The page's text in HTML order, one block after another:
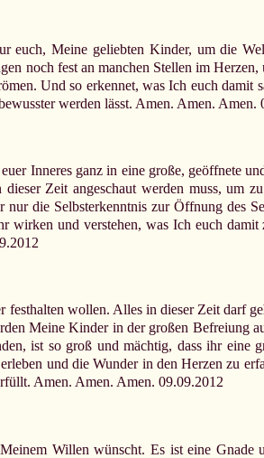
Meine geliebten Kinder, um die
noch fest an manchen Stellen im
Und so erkennet, was Ich euch damit
werden lässt. Amen. Amen. Amen.
Inneres ganz in eine große, geöffnete
Zeit angeschaut werden muss, um
die Selbsterkenntnis zur Öffnung des
wirken und verstehen, was Ich euch
festhalten wollen. Alles in dieser Zeit darf
Meine Kinder in der großen Befreiung
ist so groß und mächtig, dass ihr eine
und die Wunder in den Herzen zu
Amen. Amen. Amen. 09.09.2012
Willen wünscht. Es ist eine Gnade